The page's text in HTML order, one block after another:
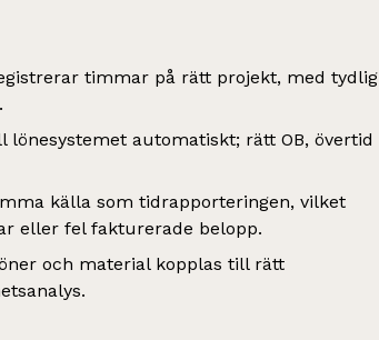
timmar på rätt projekt, med tydlig
automatiskt; rätt OB, övertid
källa som tidrapporteringen, vilket
eller fel fakturerade belopp.
och material kopplas till rätt